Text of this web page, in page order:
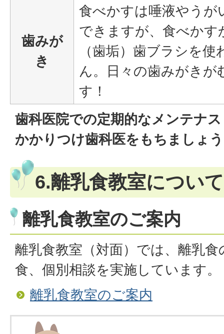
歯みが
き
食べかすは唾液やうが
できますが、食べか
（歯垢）歯ブラシを
ん。日々の歯みがきが
す！
歯科医院での定期的なメンテナ
かかりつけ歯科医をもちましょ
6.離乳食教室について
離乳食教室のご案内
離乳食教室（対面）では、離乳
食、個別相談を実施しています。
離乳食教室のご案内